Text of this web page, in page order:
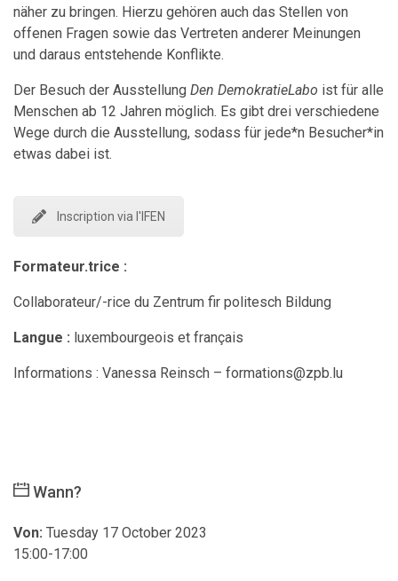
näher zu bringen. Hierzu gehören auch das Stellen von
offenen Fragen sowie das Vertreten anderer Meinungen
und daraus entstehende Konflikte.
Der Besuch der Ausstellung Den DemokratieLabo ist für alle
Menschen ab 12 Jahren möglich. Es gibt drei verschiedene
Wege durch die Ausstellung, sodass für jede*n Besucher*in
etwas dabei ist.
Inscription via l'IFEN
Formateur.trice :
Collaborateur/-rice du Zentrum fir politesch Bildung
Langue : luxembourgeois et français
Informations : Vanessa Reinsch – formations@zpb.lu
Wann?
Von: Tuesday 17 October 2023
15:00-17:00